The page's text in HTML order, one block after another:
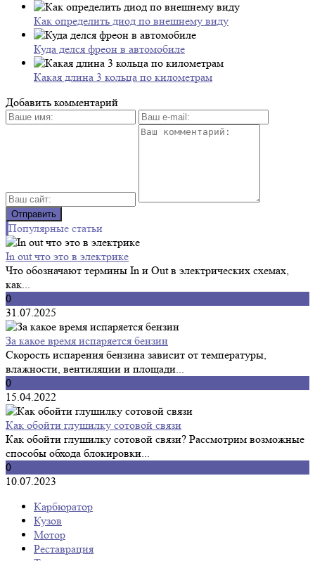
Как определить диод по внешнему виду
Куда делся фреон в автомобиле
Какая длина 3 кольца по километрам
Добавить комментарий
Популярные статьи
In out что это в электрике
Что обозначают термины In и Out в электрических схемах,
как...
0
31.07.2025
За какое время испаряется бензин
Скорость испарения бензина зависит от температуры,
влажности, вентиляции и площади...
0
15.04.2022
Как обойти глушилку сотовой связи
Как обойти глушилку сотовой связи? Рассмотрим возможные
способы обхода блокировки...
0
10.07.2023
Карбюратор
Кузов
Мотор
Реставрация